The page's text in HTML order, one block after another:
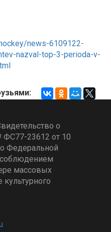
news-6109122-
nazval-top-3-perioda-v-
о
23612 от 10
Федеральной
массовых